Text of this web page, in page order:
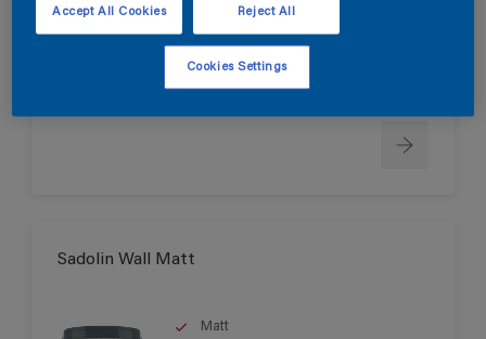
Endast tillgänglig i butik
Sadolin Wall Matt
Matt
Reject All
Accept All Cookies
Cookies Settings